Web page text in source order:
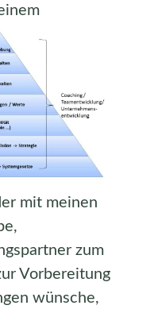
mit meinen
zum
Vorbereitung
wünsche,